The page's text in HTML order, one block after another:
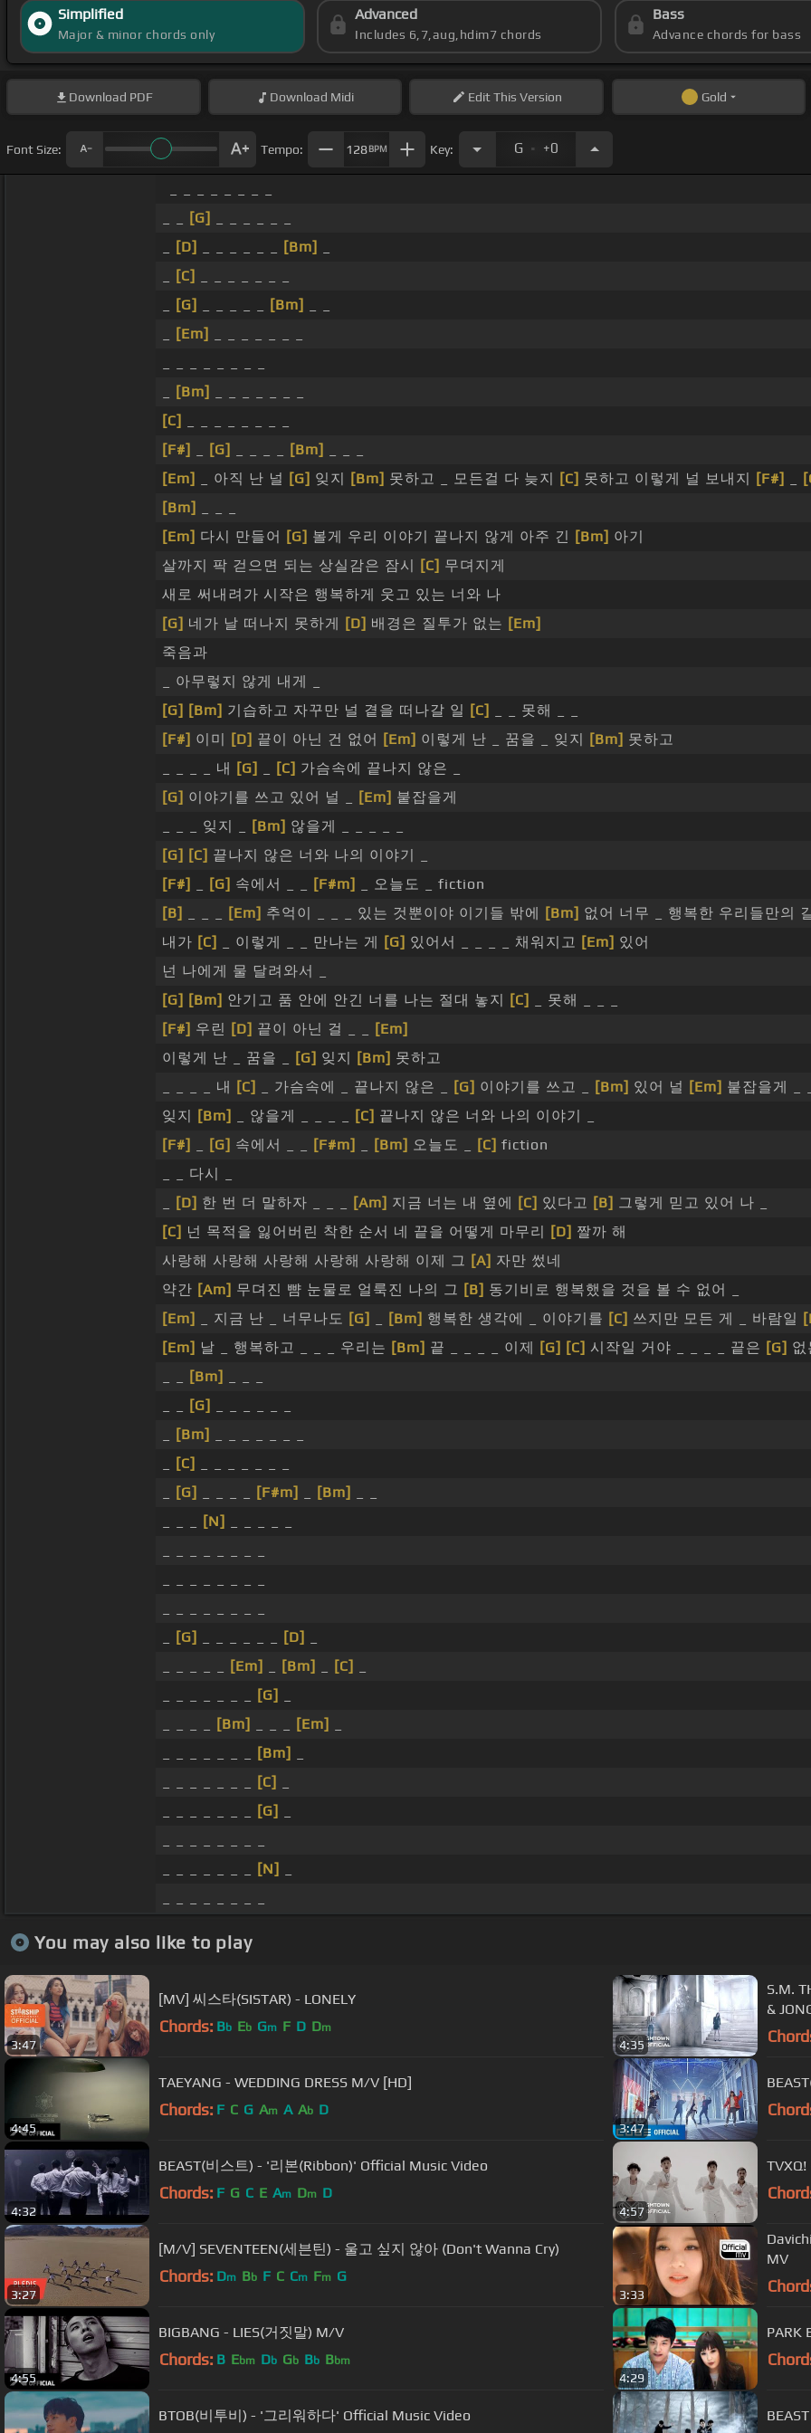
Simplified
Major & minor chords only
Advanced
Includes 6,7,aug,hdim7 chords
Bass
Advance chords for bass
Download PDF Download Midi EditThis Version Gold
Font Size: Tempo: 128BPM Key: G . +0
[G]
[D] [Bm]
[C]
[G] [Bm]
[Em]
[Bm]
[C]
[F#]
[G] [Bm]
[Em]
_ 아직 난 널 [G] 잊지 [Bm] 못하고 _ 모든걸 다 늦지 [C] 못하고 이렇게 널 보내지 [F#]
[Bm]
[Em] 다시 만들어 [G] 볼게 우리 이야기 끝나지 않게 아주 긴 [Bm] 아기
살까지 팍 걷으면 되는 상실감은 잠시
[C] 무뎌지게
새로 써내려가 시작은 행복하게 웃고 있는 너와 나
[G] 네가 날 떠나지 못하게 [D] 배경은 질투가 없는 [Em]
죽음과
_ 아무렇지 않게 내게 _
[G] [Bm] 기습하고 자꾸만 널 곁을 떠나갈 일 [C]
_ _ 못해 _ _
[F#] 이미 [D] 끝이 아닌 건 없어 [Em] 이렇게 난 _ 꿈을 _ 잊지 [Bm] 못하고
_ _ _ _ 내
[G] [C] 가슴속에 끝나지 않은 _
[G] 이야기를 쓰고 있어 널 _ [Em] 붙잡을게
_ _ _ 잊지 _
[Bm] 않을게 _ _ _ _ _
[G] [C] 끝나지 않은 너와 나의 이야기 _
[F#]
[G] 속에서 _ _ [F#m]
_ 오늘도 _ fiction
[B]
[Em] 추억이 _ _ _ 있는 것뿐이야 이기들 밖에 [Bm] 없어 너무 _ 행복한 우리들만의
내가 [C] _ 이렇게 _ _ 만나는 게 [G] 있어서 _ _ _ _ 채워지고 [Em] 있어
넌 나에게 물 달려와서 _
[G] [Bm] 안기고 품 안에 안긴 너를 나는 절대 놓지 [C]
_ 못해 _ _ _
[F#] 우린 [D] 끝이 아닌 걸 _ _
[Em]
이렇게 난 _ 꿈을 _
[G] 잊지 [Bm] 못하고
_ _ _ _ 내
[C] _ 가슴속에 _ 끝나지 않은 _ [G] 이야기를 쓰고 _ [Bm] 있어 널 [Em] 붙잡을게 _
잊지
[Bm] _ 않을게 _ _ _ _ [C] 끝나지 않은 너와 나의 이야기 _
[F#]
[G] 속에서 _ _ [F#m] [Bm] 오늘도 _ [C] fiction
_ _ 다시 _
[D] 한 번 더 말하자 _ _ _ [Am] 지금 너는 내 옆에 [C] 있다고 [B] 그렇게 믿고 있어 나 _
[C] 넌 목적을 잃어버린 착한 순서 네 끝을 어떻게 마무리 [D] 짤까 해
사랑해 사랑해 사랑해 사랑해 사랑해 이제 그 [A] 자만 썼네
약간 [Am] 무뎌진 뺨 눈물로 얼룩진 나의 그 [B] 동기비로 행복했을 것을 볼 수 없어 _
[Em]
_ 지금 난 _ 너무나도 [G] [Bm] 행복한 생각에 _ 이야기를 [C] 쓰지만 모든 게 _ 바람일
[Em] 날 _ 행복하고 _ _ _ 우리는 [Bm] 끝 _ _ _ _ 이제 [G] [C] 시작일 거야 _ _ _ _ 끝은 [G] 없
[Bm]
[G]
[Bm]
[C]
[G] [F#m] [Bm]
[N]
[G] [D]
[Em] [Bm] [C]
[G]
[Bm] [Em]
[Bm]
[C]
[G]
[N]
You may also like to play
3:47
[MV] 씨스타(SISTAR) - LONELY
Chords: Bb Eb Gm F D Dm
4:35
S.M.
&
4:45
TAEYANG - WEDDING DRESS M/V [HD]
Chords: F C G Am A Ab D
3:47
4:32
BEAST(비스트) - '리본(Ribbon)' Official Music Video
Chords: F G C E Am Dm D
4:57
3:27
[M/V] SEVENTEEN(세븐틴) - 울고 싶지 않아 (Don't Wanna Cry)
Chords: Dm Bb F C Cm Fm G
3:33
MV
4:55
BIGBANG - LIES(거짓말) M/V
Chords: B Ebm Db Gb Bb Bbm
4:29
PARK
BTOB(비투비) - '그리워하다' Official Music Video